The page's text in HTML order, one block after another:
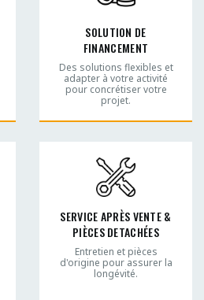
SOLUTION DE
FINANCEMENT
Des solutions flexibles et
adapter à votre activité
pour concrétiser votre
projet.
SERVICE APRÈS VENTE &
PIÈCES DETACHÉES
Entretien et pièces
d'origine pour assurer la
longévité.